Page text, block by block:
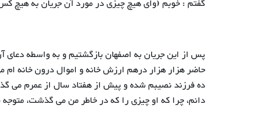
گفتم : خوبم (وای هیچ چیزی در مورد آن جریان به هیچ
پس از این جریان به اصفهان بازگشتیم و به واسطه دعای
حاضر هزار هزار درهم ارزش خانه و اموال درون خانه ام
ده فرزند نصیبم شده و پیش از هفتاد سال از عمرم می
دانم، چرا که او چیزی را که در خاطر من می گذشت،